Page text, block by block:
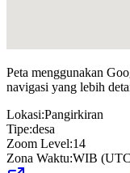
Peta menggunakan
navigasi yang lebih
Lokasi:Pangirkiran
Tipe:desa
Zoom Level:14
Zona Waktu:WIB